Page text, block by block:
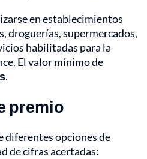
en establecimientos
droguerías, supermercados,
habilitadas para la
El valor mínimo de
.
premio
diferentes opciones de
de cifras acertadas: